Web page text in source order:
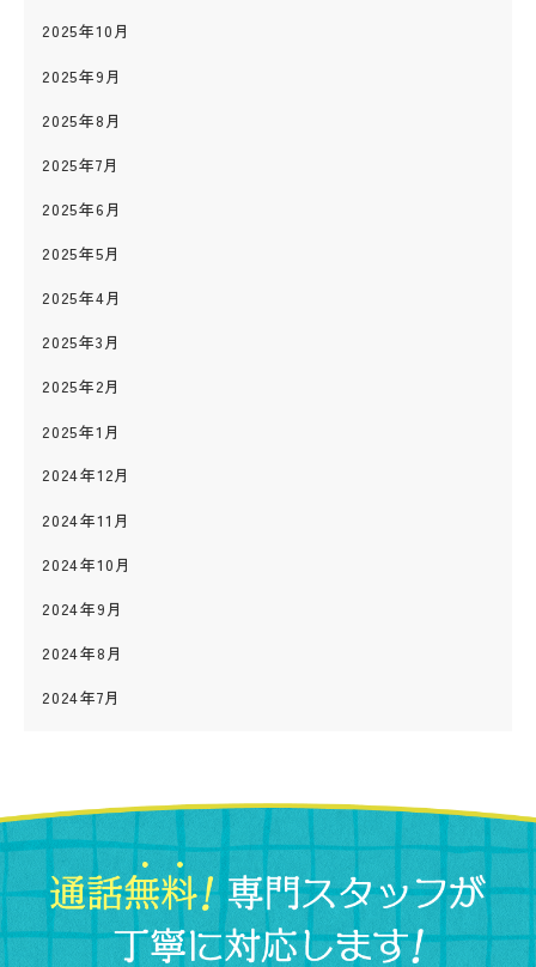
2025年10月
2025年9月
2025年8月
2025年7月
2025年6月
2025年5月
2025年4月
2025年3月
2025年2月
2025年1月
2024年12月
2024年11月
2024年10月
2024年9月
2024年8月
2024年7月